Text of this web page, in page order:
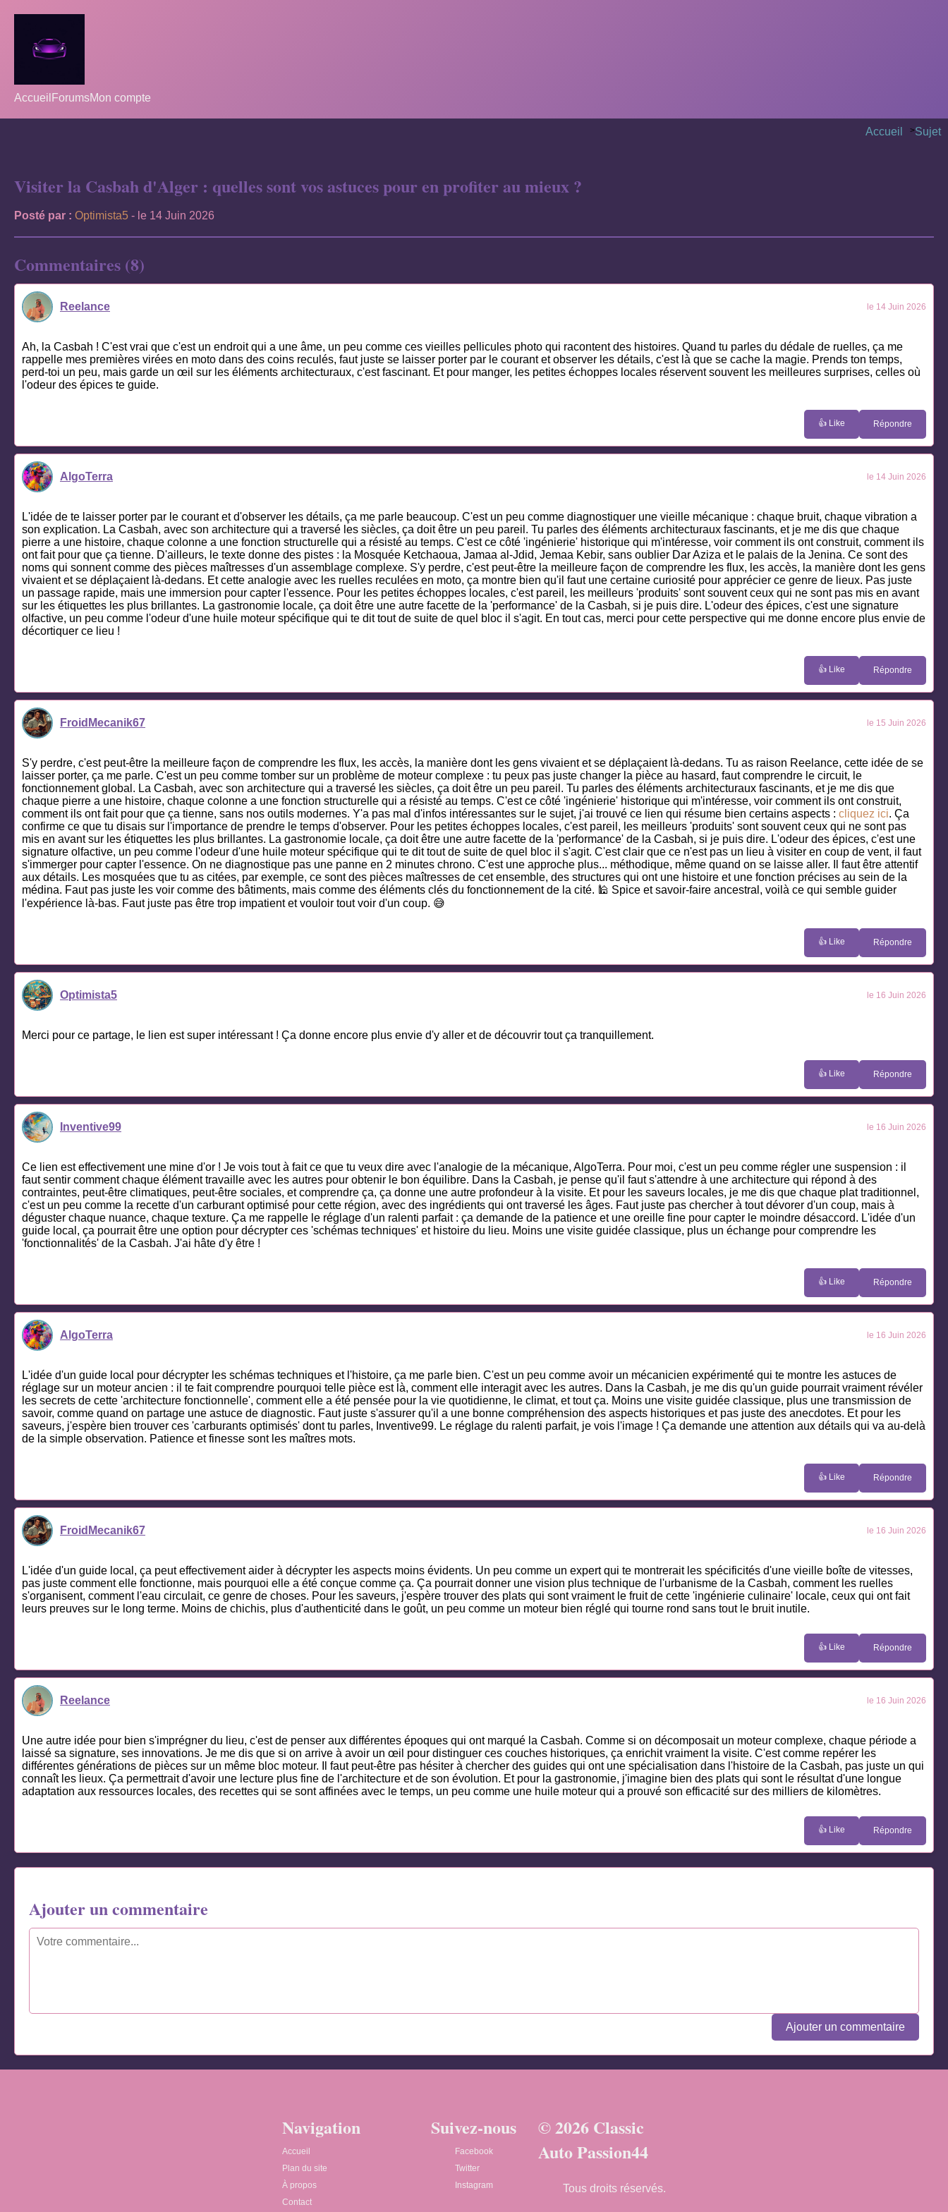
Accueil ForumsMon compte
Accueil >Sujet
Visiter la Casbah d'Alger : quelles sont vos astuces pour en profiter au mieux ?
Posté par : Optimista5 - le 14 Juin 2026
Commentaires (8)
Reelance le 14 Juin 2026
Ah, la Casbah ! C'est vrai que c'est un endroit qui a une âme, un peu comme ces vieilles pellicules photo qui racontent des histoires. Quand tu parles du dédale de ruelles, ça me
rappelle mes premières virées en moto dans des coins reculés, faut juste se laisser porter par le courant et observer les détails, c'est là que se cache la magie. Prends ton temps,
perd-toi un peu, mais garde un œil sur les éléments architecturaux, c'est fascinant. Et pour manger, les petites échoppes locales réservent souvent les meilleures surprises, celles où
l'odeur des épices te guide.
👍 Like Répondre
AlgoTerra le 14 Juin 2026
L'idée de te laisser porter par le courant et d'observer les détails, ça me parle beaucoup. C'est un peu comme diagnostiquer une vieille mécanique : chaque bruit, chaque vibration a
son explication. La Casbah, avec son architecture qui a traversé les siècles, ça doit être un peu pareil. Tu parles des éléments architecturaux fascinants, et je me dis que chaque
pierre a une histoire, chaque colonne a une fonction structurelle qui a résisté au temps. C'est ce côté 'ingénierie' historique qui m'intéresse, voir comment ils ont construit, comment ils
ont fait pour que ça tienne. D'ailleurs, le texte donne des pistes : la Mosquée Ketchaoua, Jamaa al-Jdid, Jemaa Kebir, sans oublier Dar Aziza et le palais de la Jenina. Ce sont des
noms qui sonnent comme des pièces maîtresses d'un assemblage complexe. S'y perdre, c'est peut-être la meilleure façon de comprendre les flux, les accès, la manière dont les gens
vivaient et se déplaçaient là-dedans. Et cette analogie avec les ruelles reculées en moto, ça montre bien qu'il faut une certaine curiosité pour apprécier ce genre de lieux. Pas juste
un passage rapide, mais une immersion pour capter l'essence. Pour les petites échoppes locales, c'est pareil, les meilleurs 'produits' sont souvent ceux qui ne sont pas mis en avant
sur les étiquettes les plus brillantes. La gastronomie locale, ça doit être une autre facette de la 'performance' de la Casbah, si je puis dire. L'odeur des épices, c'est une signature
olfactive, un peu comme l'odeur d'une huile moteur spécifique qui te dit tout de suite de quel bloc il s'agit. En tout cas, merci pour cette perspective qui me donne encore plus envie de
décortiquer ce lieu !
👍 Like Répondre
FroidMecanik67 le 15 Juin 2026
S'y perdre, c'est peut-être la meilleure façon de comprendre les flux, les accès, la manière dont les gens vivaient et se déplaçaient là-dedans. Tu as raison Reelance, cette idée de se
laisser porter, ça me parle. C'est un peu comme tomber sur un problème de moteur complexe : tu peux pas juste changer la pièce au hasard, faut comprendre le circuit, le
fonctionnement global. La Casbah, avec son architecture qui a traversé les siècles, ça doit être un peu pareil. Tu parles des éléments architecturaux fascinants, et je me dis que
chaque pierre a une histoire, chaque colonne a une fonction structurelle qui a résisté au temps. C'est ce côté 'ingénierie' historique qui m'intéresse, voir comment ils ont construit,
comment ils ont fait pour que ça tienne, sans nos outils modernes. Y'a pas mal d'infos intéressantes sur le sujet, j'ai trouvé ce lien qui résume bien certains aspects : cliquez ici. Ça
confirme ce que tu disais sur l'importance de prendre le temps d'observer. Pour les petites échoppes locales, c'est pareil, les meilleurs 'produits' sont souvent ceux qui ne sont pas
mis en avant sur les étiquettes les plus brillantes. La gastronomie locale, ça doit être une autre facette de la 'performance' de la Casbah, si je puis dire. L'odeur des épices, c'est une
signature olfactive, un peu comme l'odeur d'une huile moteur spécifique qui te dit tout de suite de quel bloc il s'agit. C'est clair que ce n'est pas un lieu à visiter en coup de vent, il faut
s'immerger pour capter l'essence. On ne diagnostique pas une panne en 2 minutes chrono. C'est une approche plus... méthodique, même quand on se laisse aller. Il faut être attentif
aux détails. Les mosquées que tu as citées, par exemple, ce sont des pièces maîtresses de cet ensemble, des structures qui ont une histoire et une fonction précises au sein de la
médina. Faut pas juste les voir comme des bâtiments, mais comme des éléments clés du fonctionnement de la cité. 🕌 Spice et savoir-faire ancestral, voilà ce qui semble guider
l'expérience là-bas. Faut juste pas être trop impatient et vouloir tout voir d'un coup. 😅
👍 Like Répondre
Optimista5 le 16 Juin 2026
Merci pour ce partage, le lien est super intéressant ! Ça donne encore plus envie d'y aller et de découvrir tout ça tranquillement.
👍 Like Répondre
Inventive99 le 16 Juin 2026
Ce lien est effectivement une mine d'or ! Je vois tout à fait ce que tu veux dire avec l'analogie de la mécanique, AlgoTerra. Pour moi, c'est un peu comme régler une suspension : il
faut sentir comment chaque élément travaille avec les autres pour obtenir le bon équilibre. Dans la Casbah, je pense qu'il faut s'attendre à une architecture qui répond à des
contraintes, peut-être climatiques, peut-être sociales, et comprendre ça, ça donne une autre profondeur à la visite. Et pour les saveurs locales, je me dis que chaque plat traditionnel,
c'est un peu comme la recette d'un carburant optimisé pour cette région, avec des ingrédients qui ont traversé les âges. Faut juste pas chercher à tout dévorer d'un coup, mais à
déguster chaque nuance, chaque texture. Ça me rappelle le réglage d'un ralenti parfait : ça demande de la patience et une oreille fine pour capter le moindre désaccord. L'idée d'un
guide local, ça pourrait être une option pour décrypter ces 'schémas techniques' et histoire du lieu. Moins une visite guidée classique, plus un échange pour comprendre les
'fonctionnalités' de la Casbah. J'ai hâte d'y être !
👍 Like Répondre
AlgoTerra le 16 Juin 2026
L'idée d'un guide local pour décrypter les schémas techniques et l'histoire, ça me parle bien. C'est un peu comme avoir un mécanicien expérimenté qui te montre les astuces de
réglage sur un moteur ancien : il te fait comprendre pourquoi telle pièce est là, comment elle interagit avec les autres. Dans la Casbah, je me dis qu'un guide pourrait vraiment révéler
les secrets de cette 'architecture fonctionnelle', comment elle a été pensée pour la vie quotidienne, le climat, et tout ça. Moins une visite guidée classique, plus une transmission de
savoir, comme quand on partage une astuce de diagnostic. Faut juste s'assurer qu'il a une bonne compréhension des aspects historiques et pas juste des anecdotes. Et pour les
saveurs, j'espère bien trouver ces 'carburants optimisés' dont tu parles, Inventive99. Le réglage du ralenti parfait, je vois l'image ! Ça demande une attention aux détails qui va au-delà
de la simple observation. Patience et finesse sont les maîtres mots.
👍 Like Répondre
FroidMecanik67 le 16 Juin 2026
L'idée d'un guide local, ça peut effectivement aider à décrypter les aspects moins évidents. Un peu comme un expert qui te montrerait les spécificités d'une vieille boîte de vitesses,
pas juste comment elle fonctionne, mais pourquoi elle a été conçue comme ça. Ça pourrait donner une vision plus technique de l'urbanisme de la Casbah, comment les ruelles
s'organisent, comment l'eau circulait, ce genre de choses. Pour les saveurs, j'espère trouver des plats qui sont vraiment le fruit de cette 'ingénierie culinaire' locale, ceux qui ont fait
leurs preuves sur le long terme. Moins de chichis, plus d'authenticité dans le goût, un peu comme un moteur bien réglé qui tourne rond sans tout le bruit inutile.
👍 Like Répondre
Reelance le 16 Juin 2026
Une autre idée pour bien s'imprégner du lieu, c'est de penser aux différentes époques qui ont marqué la Casbah. Comme si on décomposait un moteur complexe, chaque période a
laissé sa signature, ses innovations. Je me dis que si on arrive à avoir un œil pour distinguer ces couches historiques, ça enrichit vraiment la visite. C'est comme repérer les
différentes générations de pièces sur un même bloc moteur. Il faut peut-être pas hésiter à chercher des guides qui ont une spécialisation dans l'histoire de la Casbah, pas juste un qui
connaît les lieux. Ça permettrait d'avoir une lecture plus fine de l'architecture et de son évolution. Et pour la gastronomie, j'imagine bien des plats qui sont le résultat d'une longue
adaptation aux ressources locales, des recettes qui se sont affinées avec le temps, un peu comme une huile moteur qui a prouvé son efficacité sur des milliers de kilomètres.
👍 Like Répondre
Ajouter un commentaire
Ajouter un commentaire
Navigation
Accueil
Plan du site
À propos
Contact
Suivez-nous
Facebook
Twitter
Instagram
© 2026 Classic
Auto Passion44
Tous droits réservés.